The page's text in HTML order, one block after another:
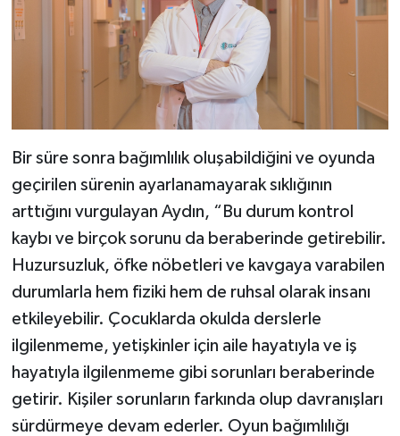
Bir süre sonra bağımlılık oluşabildiğini ve oyunda
geçirilen sürenin ayarlanamayarak sıklığının
arttığını vurgulayan Aydın, “Bu durum kontrol
kaybı ve birçok sorunu da beraberinde getirebilir.
Huzursuzluk, öfke nöbetleri ve kavgaya varabilen
durumlarla hem fiziki hem de ruhsal olarak insanı
etkileyebilir. Çocuklarda okulda derslerle
ilgilenmeme, yetişkinler için aile hayatıyla ve iş
hayatıyla ilgilenmeme gibi sorunları beraberinde
getirir. Kişiler sorunların farkında olup davranışları
sürdürmeye devam ederler. Oyun bağımlılığı